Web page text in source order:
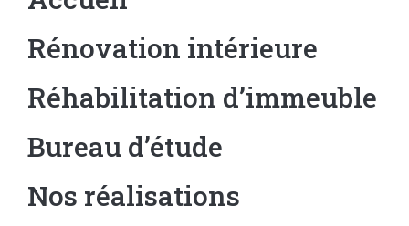
Rénovation intérieure
Réhabilitation d’immeuble
Bureau d’étude
Nos réalisations